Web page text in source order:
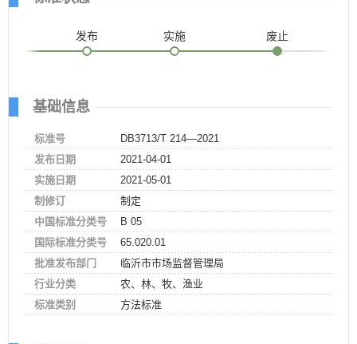
发布 实施 废止
基础信息
标准号
DB3713/T 214—2021
发布日期
2021-04-01
实施日期
2021-05-01
制修订
制定
中国标准分类号
B 05
国际标准分类号
65.020.01
批准发布部门
临沂市市场监督管理局
行业分类
农、林、牧、渔业
标准类别
方法标准